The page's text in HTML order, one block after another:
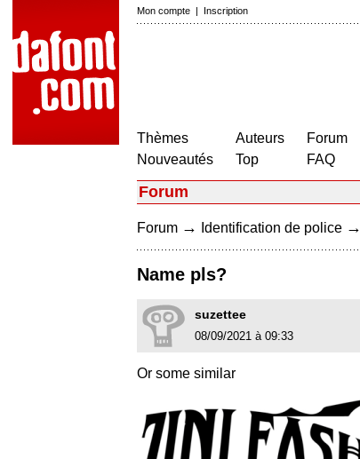
Mon compte | Inscription
Thèmes
Nouveautés
Auteurs
Top
Forum
FAQ
Forum
Forum → Identification de police →
Name pls?
suzettee
08/09/2021 à 09:33
Or some similar